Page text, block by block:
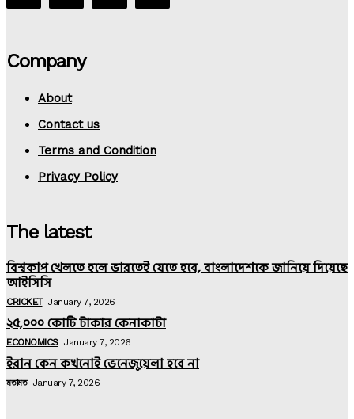
Company
About
Contact us
Terms and Condition
Privacy Policy
The latest
বিশ্বকাপ খেলতে হলে ভারতেই যেতে হবে, বাংলাদেশকে জানিয়ে দিয়েছে
আইসিসি
CRICKET January 7, 2026
২৫,০০০ কোটি টাকার কেনাকাটা
ECONOMICS January 7, 2026
ইরান কেন কখনোই ভেনেজুয়েলা হবে না
মতামত January 7, 2026